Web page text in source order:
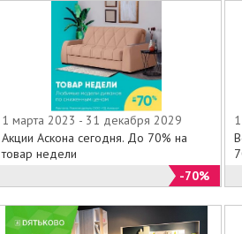
1 марта 2023 - 31 декабря 2029
Акции Аскона сегодня. До 70% на
товар недели
-70%